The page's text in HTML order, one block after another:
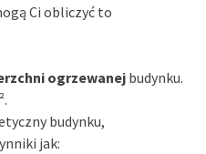
Ci obliczyć to
ogrzewanej budynku.
budynku,
jak: